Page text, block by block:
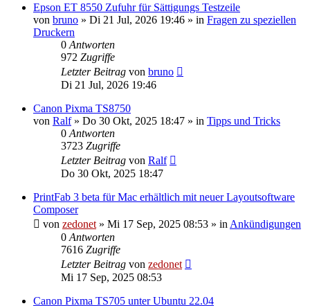
Epson ET 8550 Zufuhr für Sättigungs Testzeile
von bruno » Di 21 Jul, 2026 19:46 » in Fragen zu speziellen
Druckern
0 Antworten
972 Zugriffe
Letzter Beitrag von bruno
Di 21 Jul, 2026 19:46
Canon Pixma TS8750
von Ralf» Do 30 Okt, 2025 18:47 » in Tipps und Tricks
0 Antworten
3723 Zugriffe
Letzter Beitrag von Ralf
Do 30 Okt, 2025 18:47
PrintFab 3 beta für Mac erhältlich mit neuer Layoutsoftware
Composer
von zedonet » Mi 17 Sep, 2025 08:53 » in Ankündigungen
0 Antworten
7616 Zugriffe
Letzter Beitrag von zedonet
Mi 17 Sep, 2025 08:53
Canon Pixma TS705 unter Ubuntu 22.04